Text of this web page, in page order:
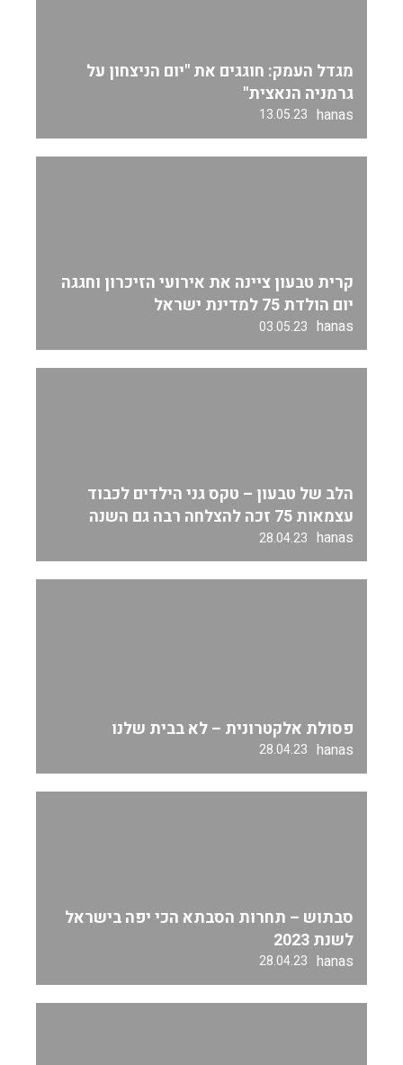
מגדל העמק: חוגגים את "יום הניצחון על
גרמניה הנאצית"
hanas
13.05.23
קרית טבעון ציינה את אירועי הזיכרון וחגגה
יום הולדת 75 למדינת ישראל
hanas
03.05.23
הלב של טבעון – טקס גני הילדים לכבוד
עצמאות 75 זכה להצלחה רבה גם השנה
hanas
28.04.23
פסולת אלקטרונית – לא בבית שלנו
hanas
28.04.23
סבתוש – תחרות הסבתא הכי יפה בישראל
לשנת 2023
hanas
28.04.23